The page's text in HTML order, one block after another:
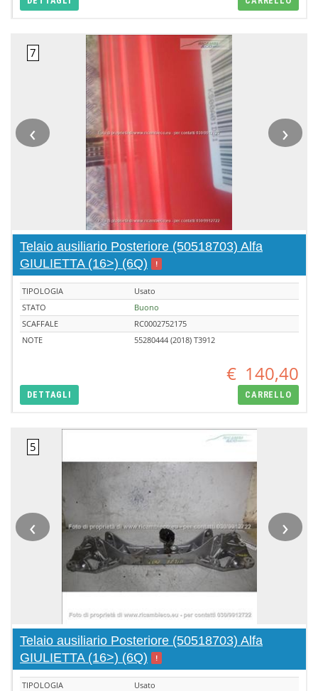
‹ ›
Telaio ausiliario Posteriore (50518703) Alfa
GIULIETTA (16>) (6Q)
!
TIPOLOGIA
Usato
STATO
Buono
SCAFFALE
RC0002752175
NOTE
55280444 (2018) T3912
€ 140,40
DETTAGLI CARRELLO
‹ ›
Telaio ausiliario Posteriore (50518703) Alfa
GIULIETTA (16>) (6Q)
!
TIPOLOGIA
Usato